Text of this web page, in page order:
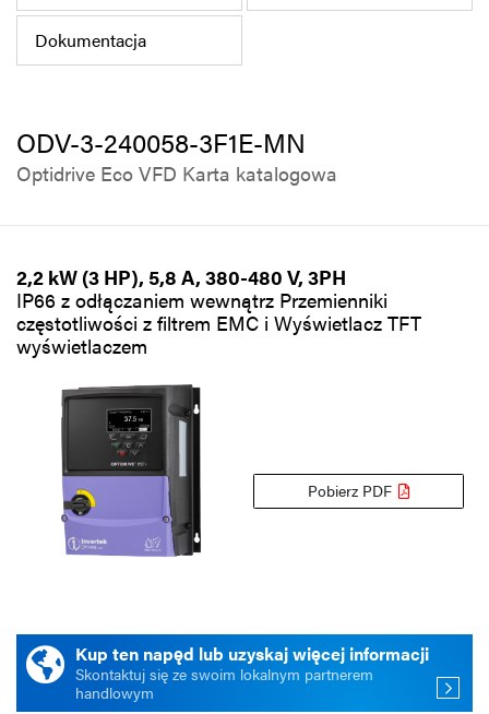
Dokumentacja
ODV-3-240058-3F1E-MN
Optidrive Eco VFD Karta katalogowa
2,2 kW (3 HP), 5,8 A, 380-480 V, 3PH
IP66 z odłączaniem wewnątrz Przemienniki
częstotliwości z filtrem EMC i Wyświetlacz TFT
wyświetlaczem
Pobierz PDF
Kup ten napęd lub uzyskaj więcej informacji
Skontaktuj się ze swoim lokalnym partnerem
handlowym